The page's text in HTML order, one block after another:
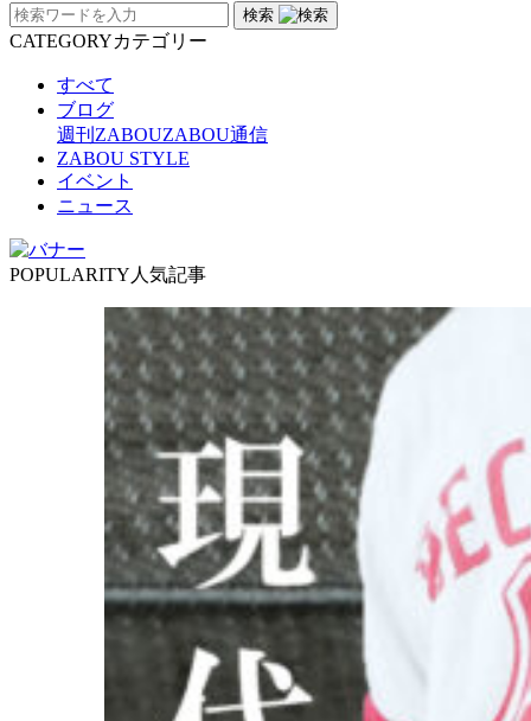
検索
CATEGORYカテゴリー
すべて
ブログ
週刊ZABOUZABOU通信
ZABOU STYLE
イベント
ニュース
POPULARITY 人気記事